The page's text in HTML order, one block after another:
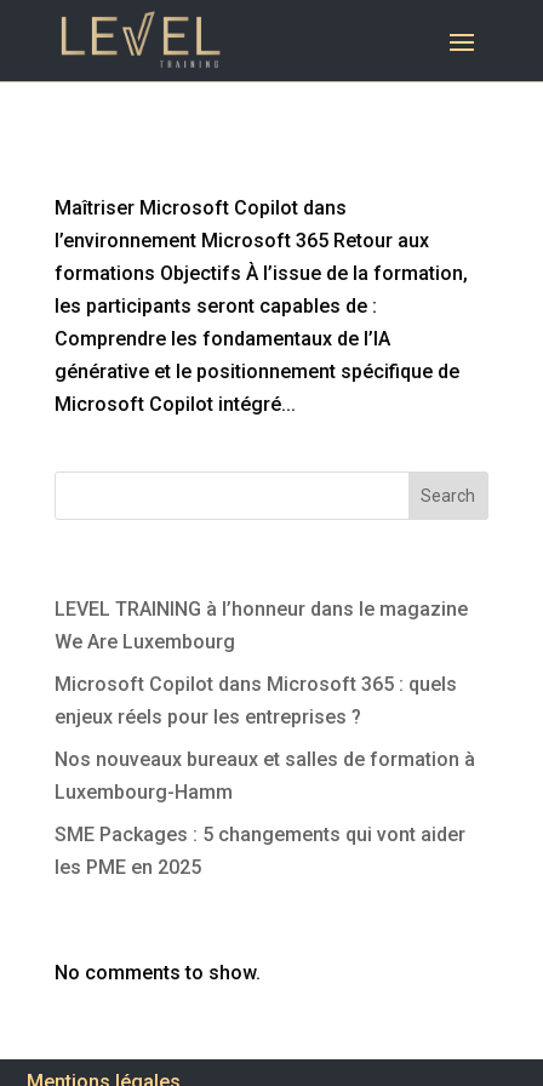
Maîtriser Microsoft Copilot dans
l’environnement Microsoft 365 Retour aux
formations Objectifs À l’issue de la formation,
les participants seront capables de :
Comprendre les fondamentaux de l’IA
générative et le positionnement spécifique de
Microsoft Copilot intégré...
Search
LEVEL TRAINING à l’honneur dans le magazine
We Are Luxembourg
Microsoft Copilot dans Microsoft 365 : quels
enjeux réels pour les entreprises ?
Nos nouveaux bureaux et salles de formation à
Luxembourg-Hamm
SME Packages : 5 changements qui vont aider
les PME en 2025
No comments to show.